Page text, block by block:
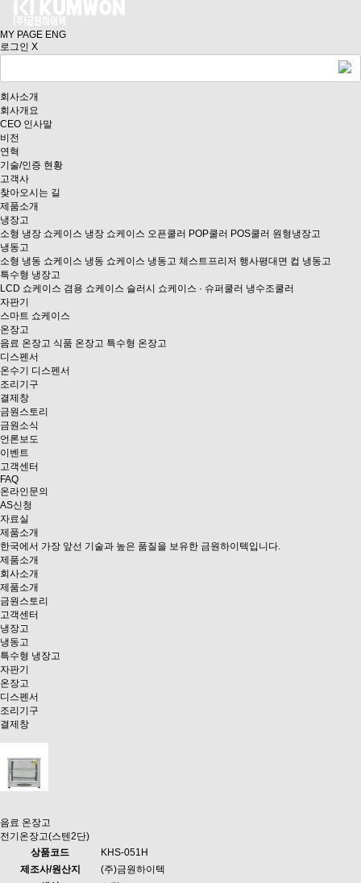
MY PAGE ENG
로그인 X
회사소개
회사개요
CEO 인사말
비전
연혁
기술/인증 현황
고객사
찾아오시는 길
제품소개
냉장고
소형 냉장 쇼케이스 냉장 쇼케이스 오픈쿨러 POP쿨러 POS쿨러 원형냉장고
냉동고
소형 냉동 쇼케이스 냉동 쇼케이스 냉동고 체스트프리저 행사평대면 컵 냉동고
특수형 냉장고
LCD 쇼케이스 겸용 쇼케이스 슬러시 쇼케이스 · 슈퍼쿨러 냉수조쿨러
자판기
스마트 쇼케이스
온장고
음료 온장고 식품 온장고 특수형 온장고
디스펜서
온수기
디스펜서
조리기구
결제창
금원스토리
금원소식
언론보도
이벤트
고객센터
FAQ
온라인문의
AS신청
자료실
제품소개
한국에서 가장 앞선 기술과 높은 품질을 보유한 금원하이텍입니다.
제품소개
회사소개
제품소개
금원스토리
고객센터
냉장고
냉동고
특수형 냉장고
자판기
온장고
디스펜서
조리기구
결제창
음료 온장고
전기온장고(스텐2단)
상품코드
KHS-051H
제조사/원산지
(주)금원하이텍